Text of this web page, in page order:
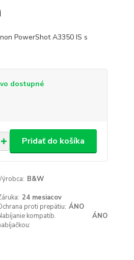
PowerShot A3350 IS s
dostupné
Pridať do košíka
B&W
24 mesiacov
proti prepätiu: ÁNO
kompatib.
ÁNO